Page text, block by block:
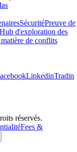
SécuritéPreuve de
Hub d'exploration des
de conflits
LinkedinTradin
réservés.
Fees &